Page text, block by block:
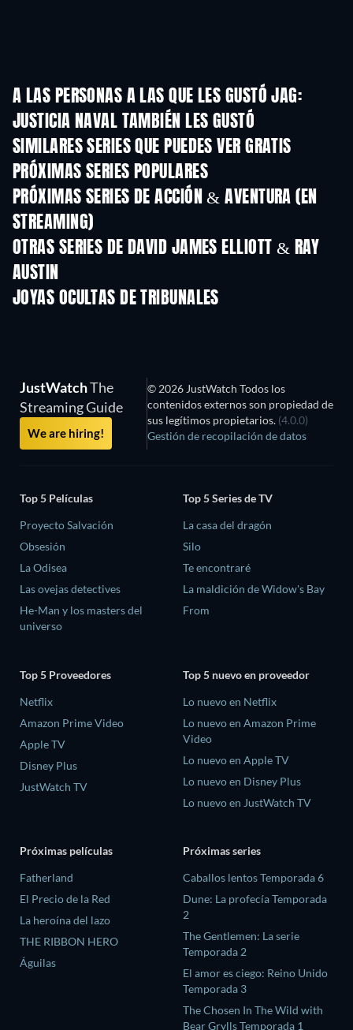
A LAS PERSONAS A LAS QUE LES GUSTÓ JAG:
JUSTICIA NAVAL TAMBIÉN LES GUSTÓ
TV TV
SIMILARES SERIES QUE PUEDES VER GRATIS
TV TV
PRÓXIMAS SERIES POPULARES
TV
PRÓXIMAS SERIES DE ACCIÓN & AVENTURA (EN
STREAMING)Temporada 2
OTRAS SERIES DE DAVID JAMES ELLIOTT & RAY
AUSTIN
JOYAS OCULTAS DE TRIBUNALES
TV
JustWatchThe
Streaming Guide
We are hiring!
© 2026 JustWatch Todos los
contenidos externos son propiedad de
sus legítimos propietarios. (4.0.0)
Gestión de recopilación de datos
Top 5 Películas
Proyecto Salvación
Obsesión
La Odisea
Las ovejas detectives
He-Man y los masters del
universo
Top 5 Series de TV
La casa del dragón
Silo
Te encontraré
La maldición de Widow's Bay
From
Top 5 Proveedores
Netflix
Amazon Prime Video
Apple TV
Disney Plus
JustWatch TV
Top 5 nuevo en proveedor
Lo nuevo en Netflix
Lo nuevo en Amazon Prime
Video
Lo nuevo en Apple TV
Lo nuevo en Disney Plus
Lo nuevo en JustWatch TV
Próximas películas
Fatherland
El Precio de la Red
La heroína del lazo
THE RIBBON HERO
Águilas
Próximas series
Caballos lentos Temporada 6
Dune: La profecía Temporada
2
The Gentlemen: La serie
Temporada 2
El amor es ciego: Reino Unido
Temporada 3
The Chosen In The Wild with
Bear Grylls Temporada 1